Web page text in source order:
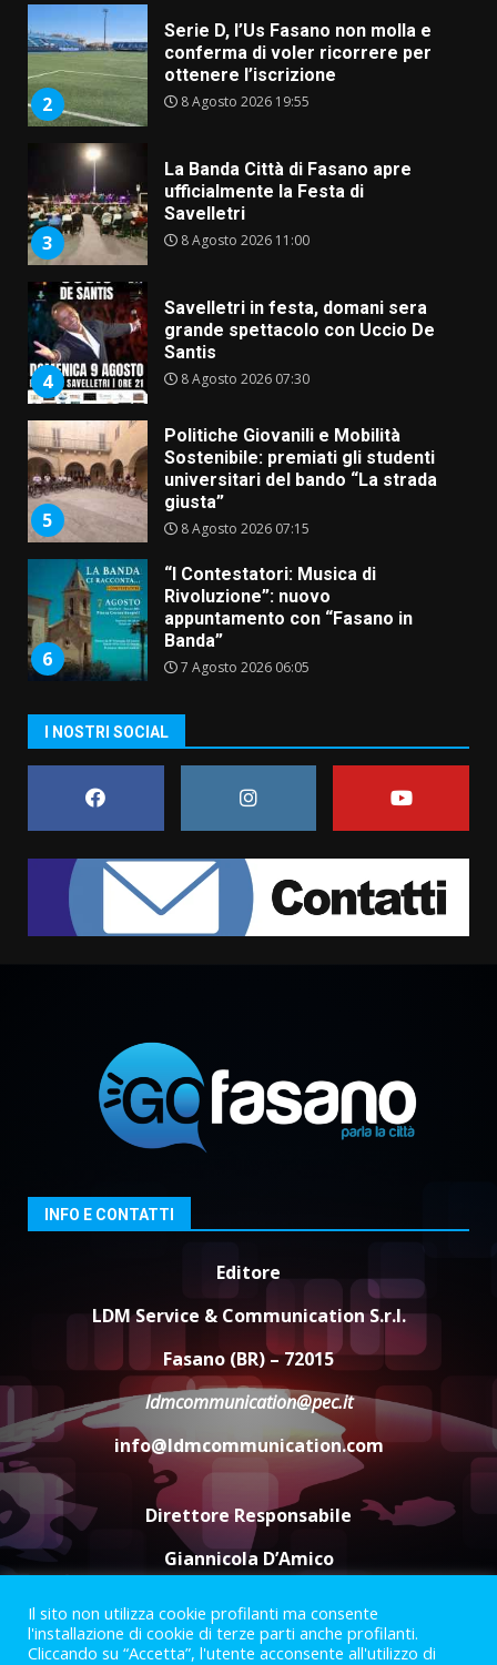
ottenere l’iscrizione
8 Agosto 2026 19:55
3
Savelletri
8 Agosto 2026 11:00
4
Santis
8 Agosto 2026 07:30
5
Politiche Giovanili e Mobilità
universitari del bando “La strada
giusta”
8 Agosto 2026 07:15
6
“I Contestatori: Musica di
appuntamento con “Fasano in
Banda”
7 Agosto 2026 06:05
7
US Fasano, Scianaro: “Profonda
7 Agosto 2026 06:00
Grande successo per la “Sagra
del Pesce Spada” a Savelletri
9 Agosto 2026 07:32
La Banda Città di Fasano apre
ufficialmente la Festa di
Savelletri
Savelletri in festa, domani sera
8 Agosto 2026 07:30
5
Politiche Giovanili e Mobilità
Sostenibile: premiati gli studenti
universitari del bando “La strada
8 Agosto 2026 07:15
I NOSTRI SOCIAL
INFO E CONTATTI
Editore
LDM Service & Communication S.r.l.
Fasano (BR) – 72015
ldmcommunication@pec.it
info@ldmcommunication.com
Direttore Responsabile
Giannicola D’Amico
Termini e Condizioni
Privacy Policy
Informazioni Legali
Il sito non utilizza cookie profilanti ma consente
l'installazione di cookie di terze parti anche profilanti.
Cliccando su “Accetta”, l'utente acconsente all'utilizzo di